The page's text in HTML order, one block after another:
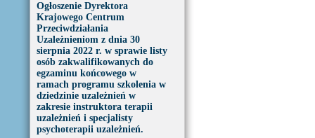
Ogłoszenie Dyrektora
Krajowego Centrum
Przeciwdziałania
Uzależnieniom z dnia 30
sierpnia 2022 r. w sprawie listy
osób zakwalifikowanych do
egzaminu końcowego w
ramach programu szkolenia w
dziedzinie uzależnień w
zakresie instruktora terapii
uzależnień i specjalisty
psychoterapii uzależnień.